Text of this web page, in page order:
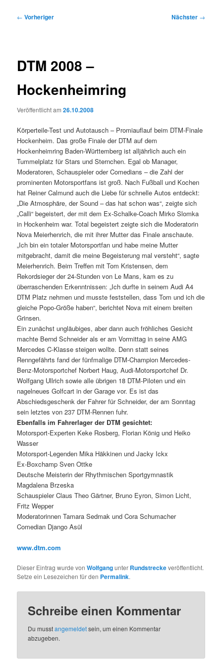
Beitragsnavigation
← Vorheriger Nächster →
DTM 2008 –
Hockenheimring
Veröffentlicht am26.10.2008
Körperteile-Test und Autotausch – Promiauflauf beim DTM-Finale
Hockenheim. Das große Finale der DTM auf dem
Hockenheimring Baden-Württemberg ist alljährlich auch ein
Tummelplatz für Stars und Sternchen. Egal ob Manager,
Moderatoren, Schauspieler oder Comedians – die Zahl der
prominenten Motorsportfans ist groß. Nach Fußball und Kochen
hat Reiner Calmund auch die Liebe für schnelle Autos entdeckt:
„Die Atmosphäre, der Sound – das hat schon was“, zeigte sich
„Calli“ begeistert, der mit dem Ex-Schalke-Coach Mirko Slomka
in Hockenheim war. Total begeistert zeigte sich die Moderatorin
Nova Meierhenrich, die mit ihrer Mutter das Finale anschaute.
„Ich bin ein totaler Motorsportfan und habe meine Mutter
mitgebracht, damit die meine Begeisterung mal versteht“, sagte
Meierhenrich. Beim Treffen mit Tom Kristensen, dem
Rekordsieger der 24-Stunden von Le Mans, kam es zu
überraschenden Erkenntnissen: „Ich durfte in seinem Audi A4
DTM Platz nehmen und musste feststellen, dass Tom und ich die
gleiche Popo-Größe haben“, berichtet Nova mit einem breiten
Grinsen.
Ein zunächst ungläubiges, aber dann auch fröhliches Gesicht
machte Bernd Schneider als er am Vormittag in seine AMG
Mercedes C-Klasse steigen wollte. Denn statt seines
Renngefährts fand der fünfmalige DTM-Champion Mercedes-
Benz-Motorsportchef Norbert Haug, Audi-Motorsportchef Dr.
Wolfgang Ullrich sowie alle übrigen 18 DTM-Piloten und ein
nagelneues Golfcart in der Garage vor. Es ist das
Abschiedsgeschenk der Fahrer für Schneider, der am Sonntag
sein letztes von 237 DTM-Rennen fuhr.
Ebenfalls im Fahrerlager der DTM gesichtet:
Motorsport-Experten Keke Rosberg, Florian König und Heiko
Wasser
Motorsport-Legenden Mika Häkkinen und Jacky Ickx
Ex-Boxchamp Sven Ottke
Deutsche Meisterin der Rhythmischen Sportgymnastik
Magdalena Brzeska
Schauspieler Claus Theo Gärtner, Bruno Eyron, Simon Licht,
Fritz Wepper
Moderatorinnen Tamara Sedmak und Cora Schumacher
Comedian Django Asül
www.dtm.com
Dieser Eintrag wurde vonWolfgangunter Rundstreckeveröffentlicht.
Setze ein Lesezeichen für den Permalink.
Schreibe einen Kommentar
Du musstangemeldetsein, um einen Kommentar
abzugeben.